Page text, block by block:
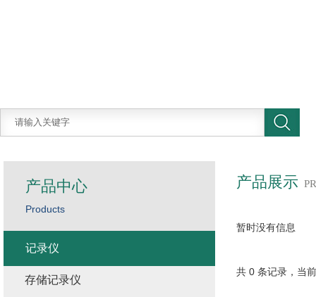
产品展示
暂时没有信息
共 0 条记录，当
产品中心
Products
记录仪
存储记录仪